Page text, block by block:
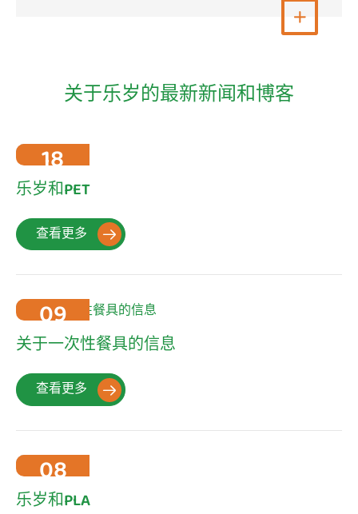
查看更多

关于乐岁的最新新闻和博客
18
2022-10
乐岁和PET
查看更多 
09
2022-10
关于一次性餐具的信息
查看更多 
08
2022-10
乐岁和PLA